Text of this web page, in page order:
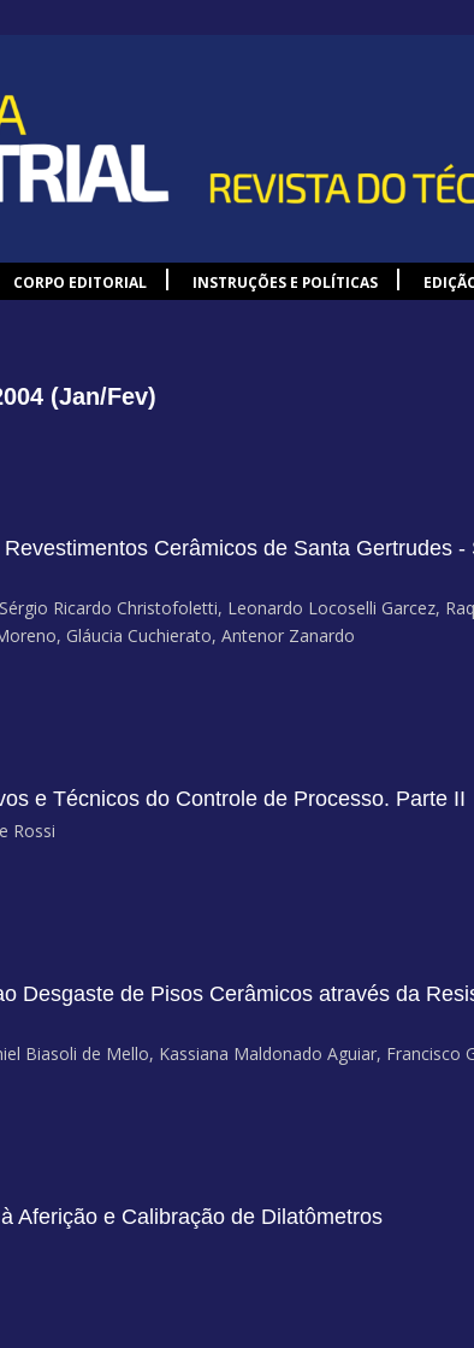
CORPO EDITORIAL INSTRUÇÕES E POLÍTICAS
(Jan/Fev)
Cerâmicos de Santa Gertrudes
Ricardo Christofoletti, Leonardo Locoselli Garcez,
Gláucia Cuchierato, Antenor Zanardo
e Técnicos do Controle de Processo. Parte II
Rossi
Desgaste de Pisos Cerâmicos através da
Biasoli de Mello, Kassiana Maldonado Aguiar, Francisco
Aferição e Calibração de Dilatômetros